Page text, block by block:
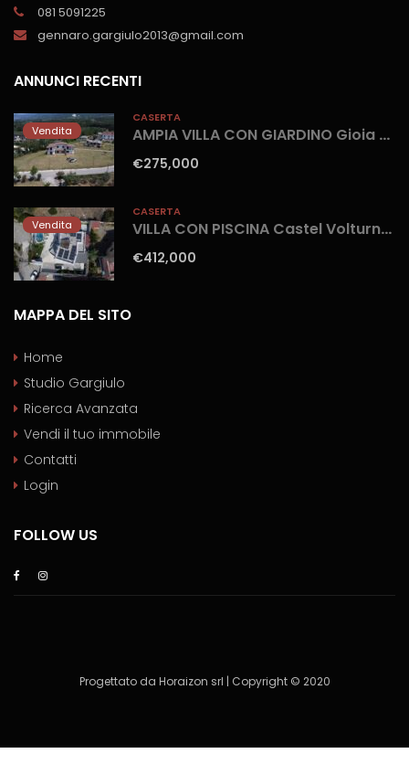
081 5091225
gennaro.gargiulo2013@gmail.com
ANNUNCI RECENTI
Vendita
CASERTA
AMPIA VILLA CON GIARDINO Gioia Sannitica
€275,000
Vendita
CASERTA
VILLA CON PISCINA Castel Volturno-Parco Europa
€412,000
MAPPA DEL SITO
Home
Studio Gargiulo
Ricerca Avanzata
Vendi il tuo immobile
Contatti
Login
FOLLOW US
Progettato da Horaizon srl | Copyright © 2020